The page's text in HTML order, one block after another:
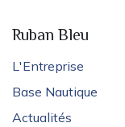
Ruban Bleu
L'Entreprise
Base Nautique
Actualités